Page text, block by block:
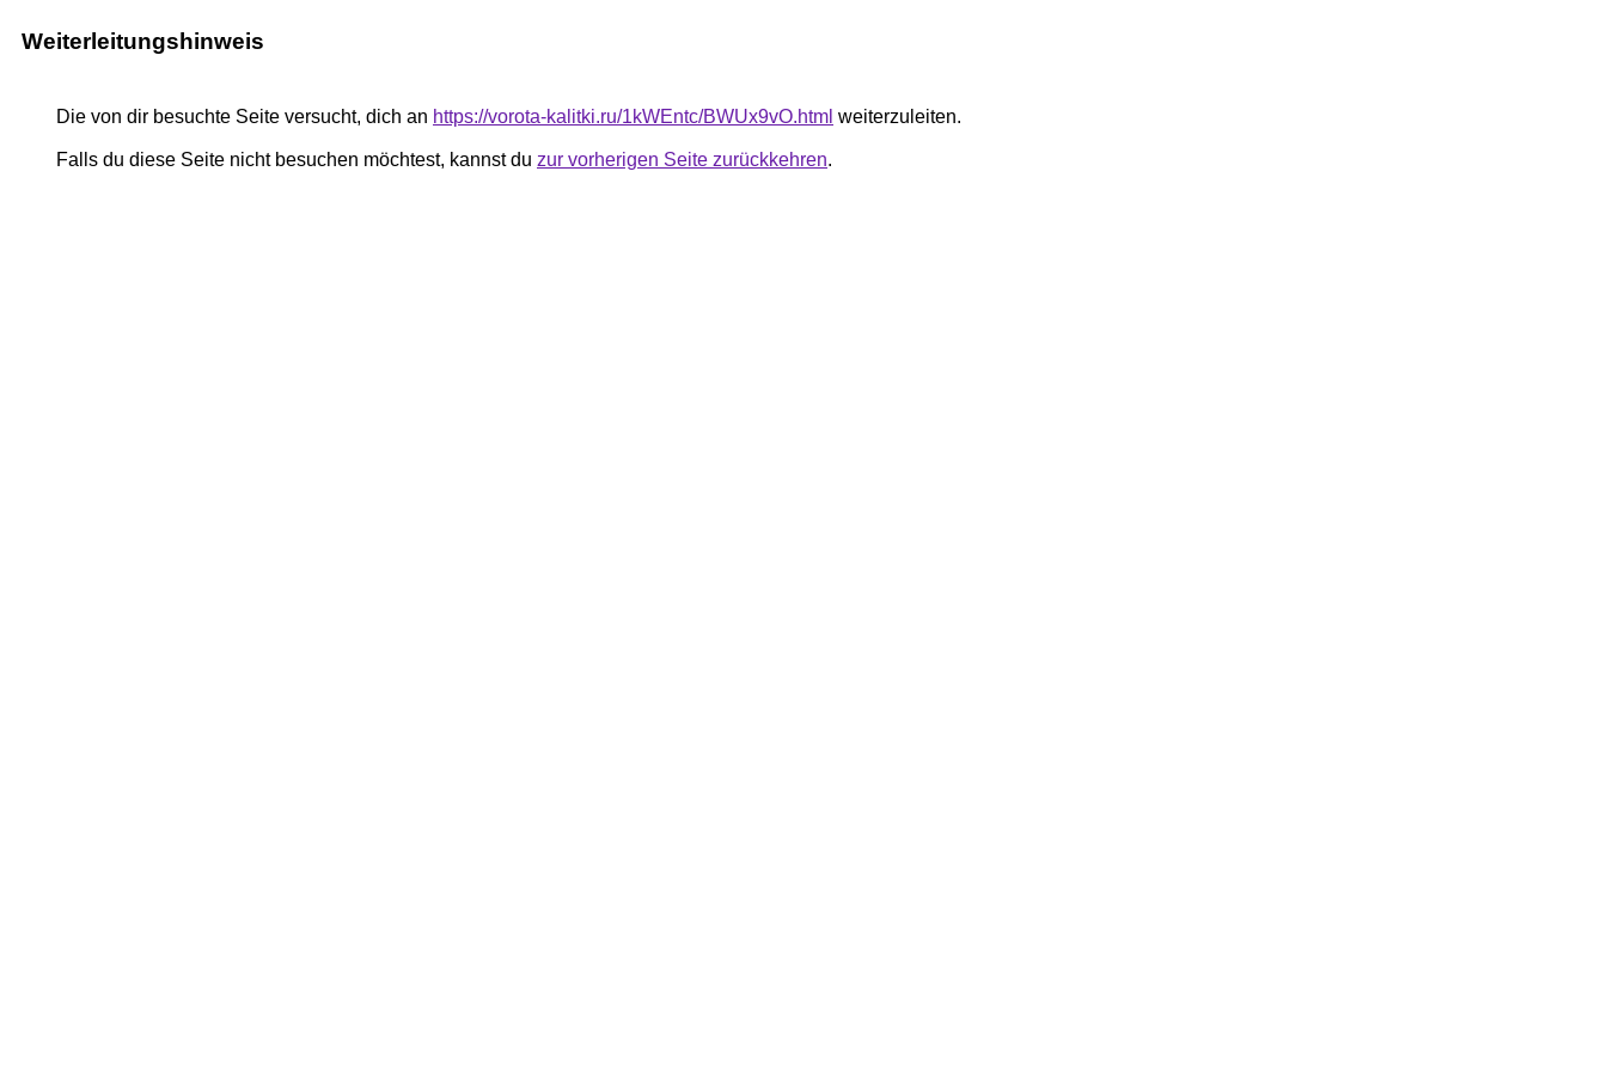
Weiterleitungshinweis
Die von dir besuchte Seite versucht, dich an https://vorota-kalitki.ru/1kWEntc/BWUx9vO.html weiterzuleiten.
Falls du diese Seite nicht besuchen möchtest, kannst du zur vorherigen Seite zurückkehren.